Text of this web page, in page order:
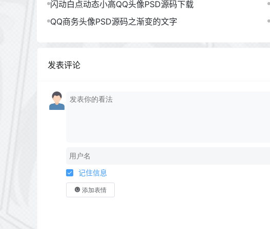
闪动白点动态小高QQ头像PSD源码下载
QQ商务头像PSD源码之渐变的文字
发表评论
记住信息
添加表情